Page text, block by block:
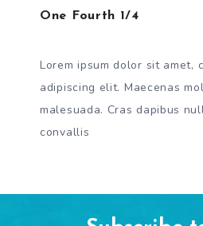
One Fourth 1/4
Lorem ipsum dolor sit amet,
adipiscing elit. Maecenas
malesuada. Cras dapibus
convallis